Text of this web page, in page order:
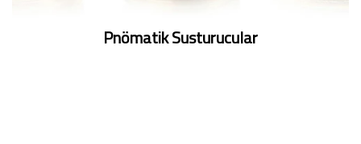
Pnömatik Susturucular